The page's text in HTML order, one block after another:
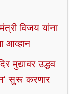
विजय यांना
आव्हान
उद्धव
सुरू करणार